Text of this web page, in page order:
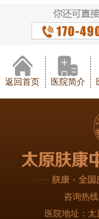
返回首页 医院简介
咨询热线
医院地址： 太